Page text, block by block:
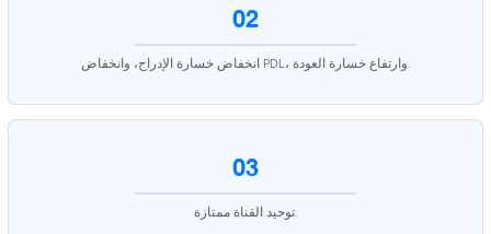
02
انخفاض خسارة الإدراج، وانخفاض PDL، وارتفاع خسارة العودة.
03
توحيد القناة ممتازة.